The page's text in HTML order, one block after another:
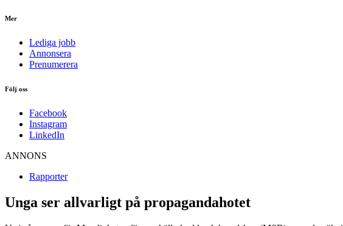
Mer
Lediga jobb
Annonsera
Prenumerera
Följ oss
Facebook
Instagram
LinkedIn
ANNONS
Rapporter
Unga ser allvarligt på propagandahotet